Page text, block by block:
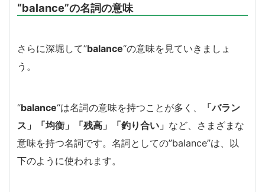
“balance”の名詞の意味
さらに深堀して”balance“の意味を見ていきましょ
う。
“balance“は名詞の意味を持つことが多く、
「バラン
ス」「均衡」「残高」「釣り合い」 など、さまざまな
意味を持つ名詞です。名詞としての”balance”は、以
下のように使われます。